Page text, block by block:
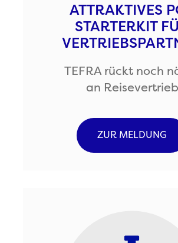
ATTRAKTIVES
STARTERKIT
TEFRA rückt noch
an Reisevertrieb
ZUR MELDUNG